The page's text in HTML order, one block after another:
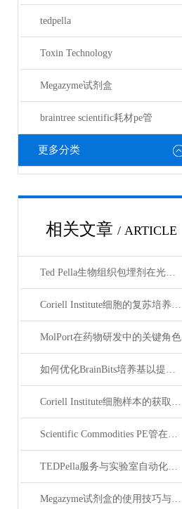
tedpella
Toxin Technology
Megazyme试剂盒
braintree scientific耗材pe管
更多分类
相关文章 / ARTICLE
Ted Pella生物组织包埋剂在光镜与电镜联用技术中的应用
Coriell Institute细胞的复苏培养与质量控制规范
MolPort在药物研发中的关键角色
如何优化BrainBits培养基以提高实验效果？
Coriell Institute细胞样本的获取与应用指南
Scientific Commodities PE管在环保实验中的作用
TEDPella服务与实验室自动化设备的整合
Megazyme试剂盒的使用技巧与实验优化方法